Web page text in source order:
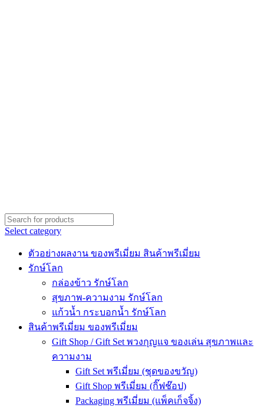
Select category
ตัวอย่างผลงาน ของพรีเมี่ยม สินค้าพรีเมี่ยม
รักษ์โลก
กล่องข้าว รักษ์โลก
สุขภาพ-ความงาม รักษ์โลก
แก้วน้ำ กระบอกน้ำ รักษ์โลก
สินค้าพรีเมี่ยม ของพรีเมี่ยม
Gift Shop / Gift Set พวงกุญแจ ของเล่น สุขภาพและ
ความงาม
Gift Set พรีเมี่ยม (ชุดของขวัญ)
Gift Shop พรีเมี่ยม (กิ๊ฟช๊อป)
Packaging พรีเมี่ยม (แพ็คเก็จจิ้ง)